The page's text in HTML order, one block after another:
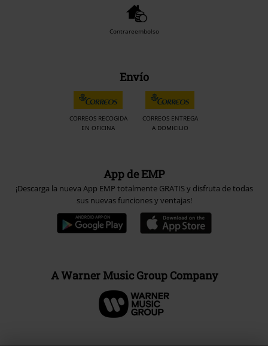
Contrareembolso
Envío
CORREOS RECOGIDA
EN OFICINA
CORREOS ENTREGA
A DOMICILIO
App de EMP
¡Descarga la nueva App EMP totalmente GRATIS y disfruta de todas
sus nuevas funciones y ventajas!
A Warner Music Group Company